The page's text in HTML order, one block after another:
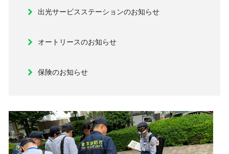
出光サービスステーションのお知らせ
オートリースのお知らせ
保険のお知らせ